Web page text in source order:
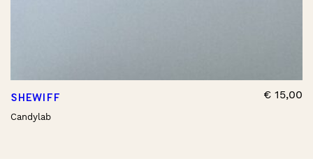
SHEWIFF
Candylab
€ 15,00